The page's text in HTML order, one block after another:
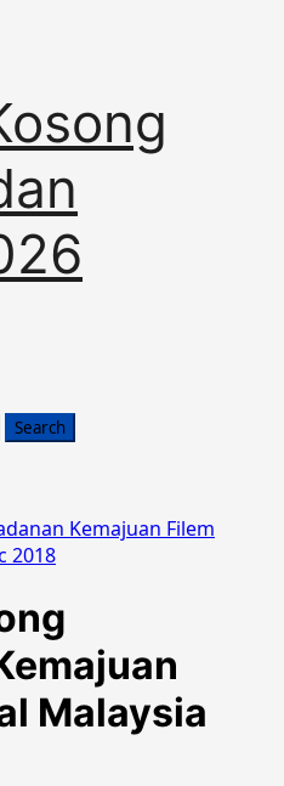
Kemajuan Filem
2018
Malaysia